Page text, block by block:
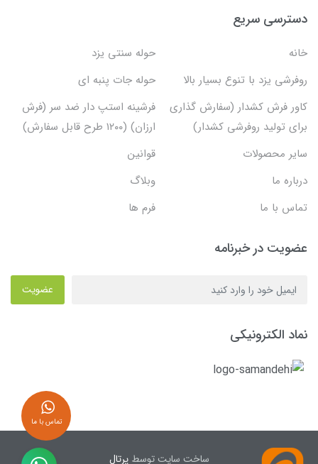
دسترسی سریع
خانه
حوله سنتی یزد
روفرشی یزد با تنوع بسیار بالا
حوله جات پنبه ای
کاور فرش کشدار (سفارش گذاری
برای تولید روفرشی کشدار)
فرشینه استپ دار ضد سر (فرش
ارزان) (۱۲۰۰ طرح قابل سفارش)
سایر محصولات
قوانین
درباره ما
وبلاگ
تماس با ما
فرم ها
عضویت در خبرنامه
عضویت
نماد الکترونیکی
ساخت سایت توسطپرتال
تماس با ما